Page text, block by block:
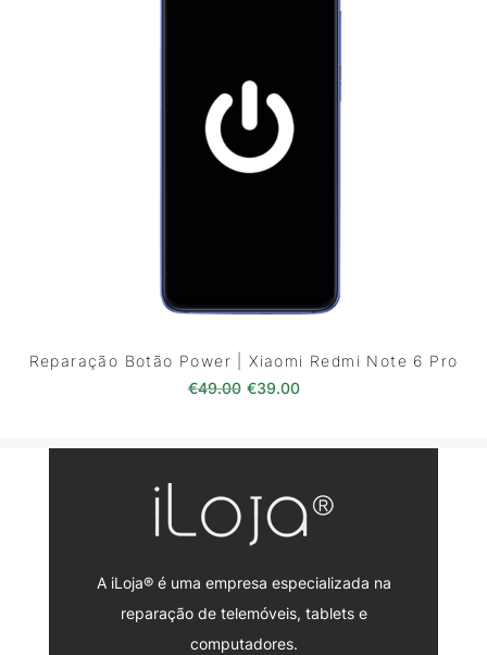
Reparação Botão Power | Xiaomi Redmi Note 6 Pro
€49.00 O preço original era: €49.00.
€39.00O preço atual é:
A iLoja® é uma empresa especializada na
reparação de telemóveis, tablets e
computadores.